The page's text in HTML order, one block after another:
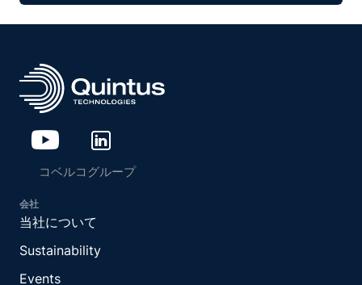
コベルコグループ
会社
当社について
Sustainability
Events